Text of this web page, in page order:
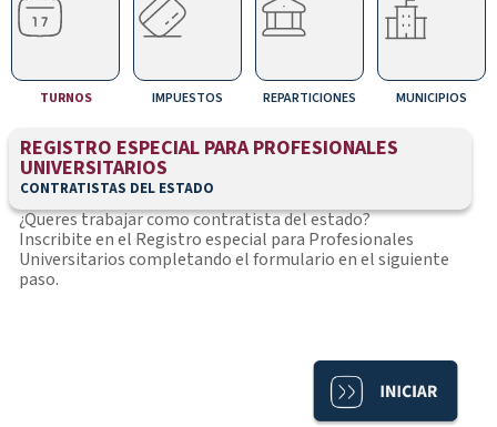
TURNOS IMPUESTOS REPARTICIONES MUNICIPIOS
REGISTRO ESPECIAL PARA PROFESIONALES
UNIVERSITARIOS
CONTRATISTAS DEL ESTADO
¿Queres trabajar como contratista del estado?
Inscribite en el Registro especial para Profesionales
Universitarios completando el formulario en el siguiente
paso.